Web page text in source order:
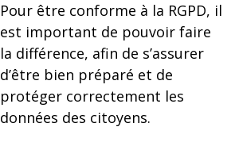
Pour être conforme à la RGPD, il
est important de pouvoir faire
la différence, afin de s’assurer
d’être bien préparé et de
protéger correctement les
données des citoyens.